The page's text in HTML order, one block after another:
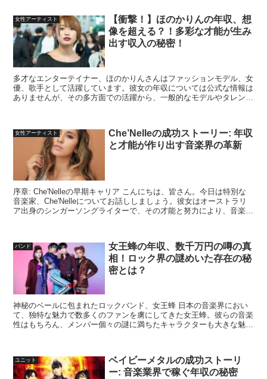
女性アーティスト
【衝撃！】ほのかりんの年収、想
像を超える？！多彩な才能が生み
出す収入の秘密！
多才なエンターテイナー、ほのかりんさんはファッションモデル、女
優、歌手として活躍しています。彼女の年収については公式な情報は
ありませんが、その多方面での活躍から、一般的なモデルやタレント
女性アーティスト
Che’Nelleの成功ストーリー: 年収
と才能が作り出す音楽界の革新
序章: Che'Nelleの早期キャリア こんにちは、皆さん。今日は特別な
音楽家、Che'Nelleについてお話ししましょう。彼女はオーストラリ
ア出身のシンガーソングライターで、その才能と努力により、音楽界
バンド
女王蜂の年収、数千万円の噂の真
相！ロック界の謎めいた存在の秘
密とは？
神秘のベールに包まれたロックバンド、女王蜂 日本の音楽界におい
て、独特な魅力で数多くのファンを虜にしてきた女王蜂。彼らの音楽
性はもちろん、メンバー個々の謎に満ちたキャラクターも大きな魅力
ユニット
ベイビーメタルの成功ストーリ
ー: 音楽業界で稼ぐ年収の秘密